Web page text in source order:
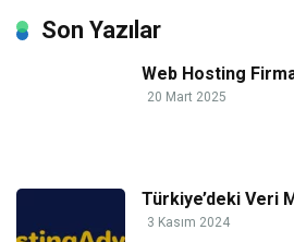
Son Yazılar
Web Hosting
20 Mart 2025
Türkiye’deki Veri
3 Kasım 2024